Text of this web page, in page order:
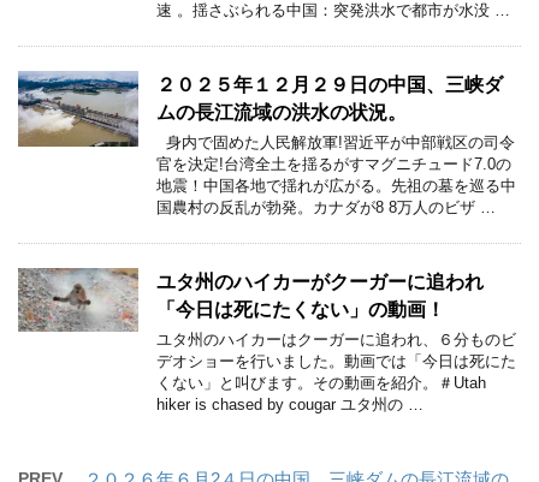
速 。揺さぶられる中国：突発洪水で都市が水没 …
２０２５年１２月２９日の中国、三峡ダ
ムの長江流域の洪水の状況。
身内で固めた人民解放軍!習近平が中部戦区の司令
官を決定!台湾全土を揺るがすマグニチュード7.0の
地震！中国各地で揺れが広がる。先祖の墓を巡る中
国農村の反乱が勃発。カナダが8 8万人のビザ …
ユタ州のハイカーがクーガーに追われ
「今日は死にたくない」の動画！
ユタ州のハイカーはクーガーに追われ、６分ものビ
デオショーを行いました。動画では「今日は死にた
くない」と叫びます。その動画を紹介。＃Utah
hiker is chased by cougar ユタ州の …